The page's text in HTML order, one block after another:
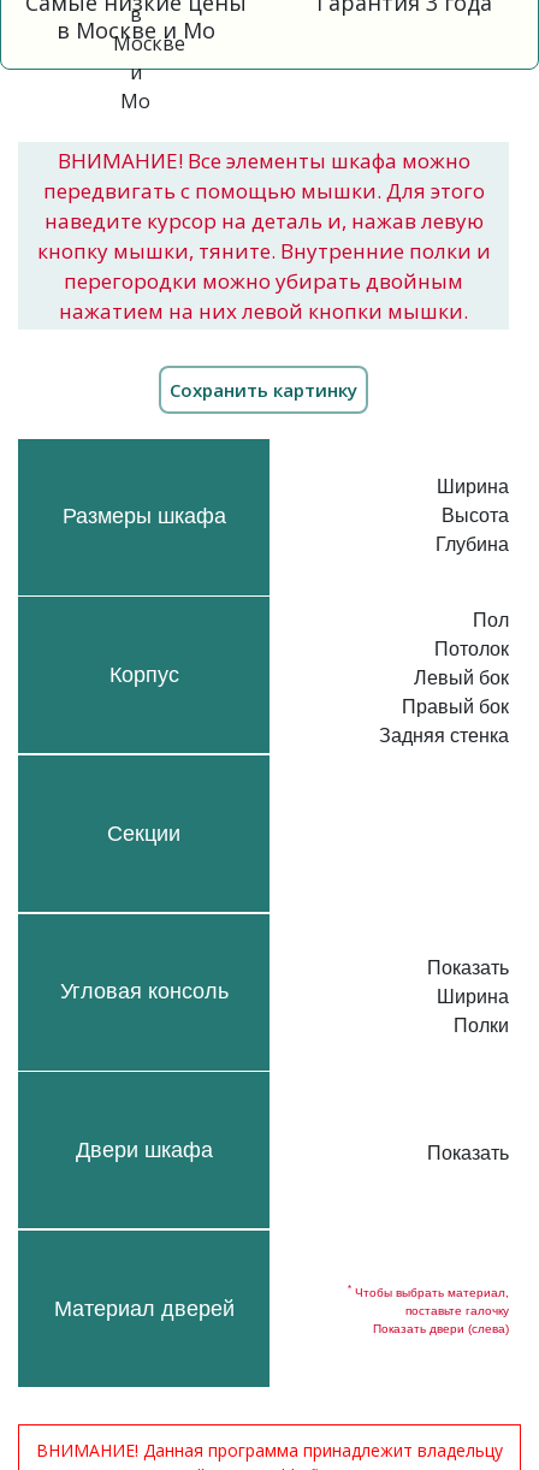
в Москве и Мо
ВНИМАНИЕ! Все элементы шкафа можно
передвигать с помощью мышки. Для этого
наведите курсор на деталь и, нажав левую
кнопку мышки, тяните. Внутренние полки и
перегородки можно убирать двойным
нажатием на них левой кнопки мышки.
Размеры шкафа
Корпус
Секции
Угловая консоль
Двери шкафа
Материал дверей
Ширина
Высота
Глубина
Пол
Потолок
Левый бок
Правый бок
Задняя стенка
Показать
Ширина
Полки
Показать
* Чтобы выбрать материал,
поставьте галочку
Показать двери (слева)
ВНИМАНИЕ! Данная программа принадлежит владельцу